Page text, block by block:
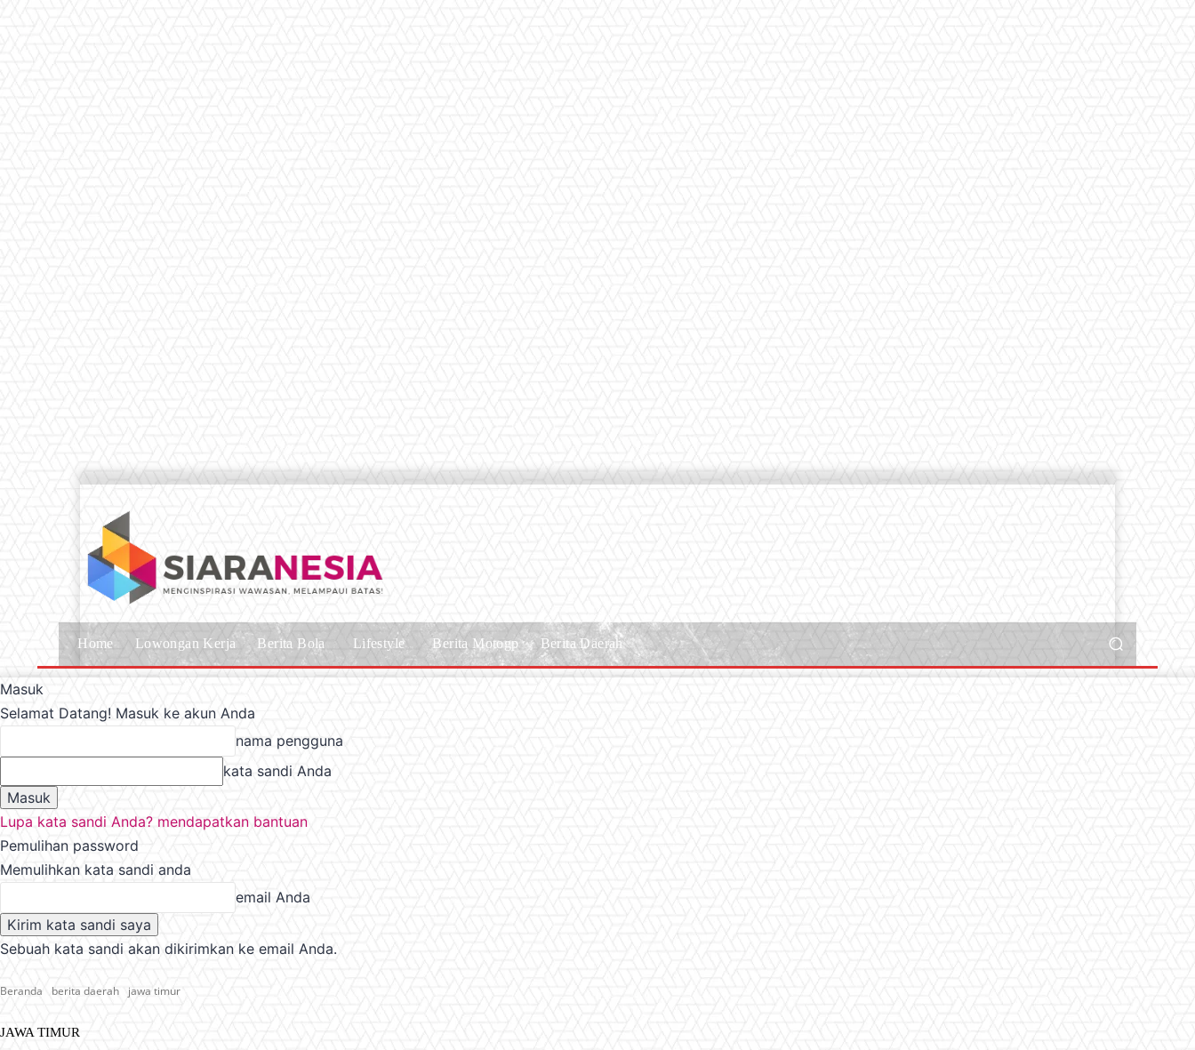
Home Lowongan Kerja Berita Bola Lifestyle Berita Motogp Berita Daerah
Masuk
Selamat Datang! Masuk ke akun Anda
nama pengguna
kata sandi Anda
Lupa kata sandi Anda? mendapatkan bantuan
Pemulihan password
Memulihkan kata sandi anda
email Anda
Sebuah kata sandi akan dikirimkan ke email Anda.
Beranda berita daerah jawa timur
JAWA TIMUR